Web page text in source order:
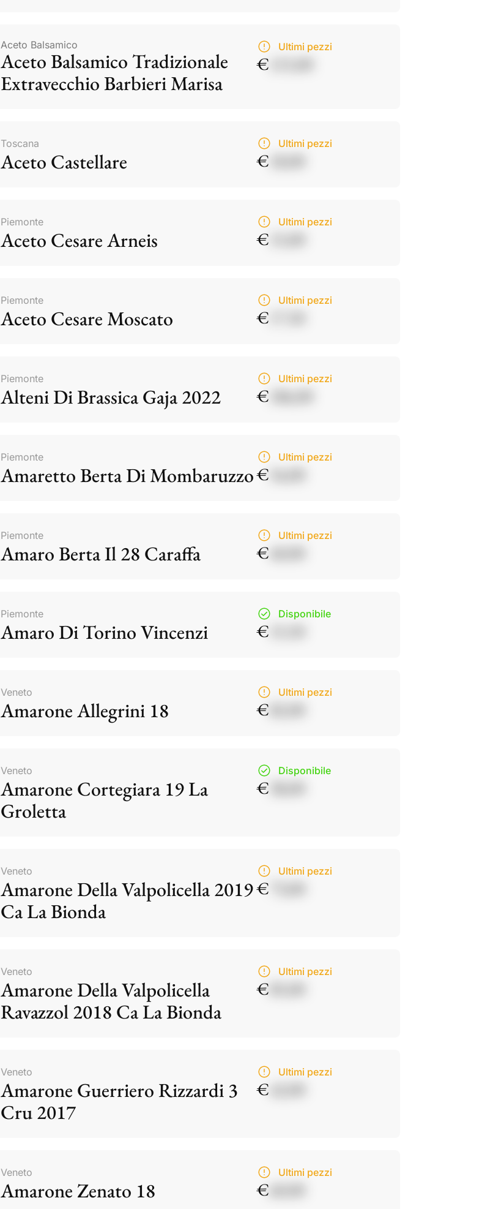
Aceto Balsamico
Aceto Balsamico Tradizionale
Extravecchio Barbieri Marisa
Ultimi pezzi
€
Toscana
Aceto Castellare
Ultimi pezzi
€
Piemonte
Aceto Cesare Arneis
Ultimi pezzi
€
Piemonte
Aceto Cesare Moscato
Ultimi pezzi
€
Piemonte
Alteni Di Brassica Gaja 2022
Ultimi pezzi
€ 186,00
Piemonte
Amaretto Berta Di Mombaruzzo
Ultimi pezzi
€ 34,00
Piemonte
Amaro Berta Il 28 Caraffa
Ultimi pezzi
€
Piemonte
Amaro Di Torino Vincenzi
Disponibile
€
Veneto
Amarone Allegrini 18
Ultimi pezzi
€
Veneto
Amarone Cortegiara 19 La
Groletta
Disponibile
€
Veneto
Amarone Della Valpolicella 2019
Ca La Bionda
Ultimi pezzi
€
Veneto
Amarone Della Valpolicella
Ravazzol 2018 Ca La Bionda
Ultimi pezzi
€
Veneto
Amarone Guerriero Rizzardi 3
Cru 2017
Ultimi pezzi
€
Veneto
Amarone Zenato 18
Ultimi pezzi
€